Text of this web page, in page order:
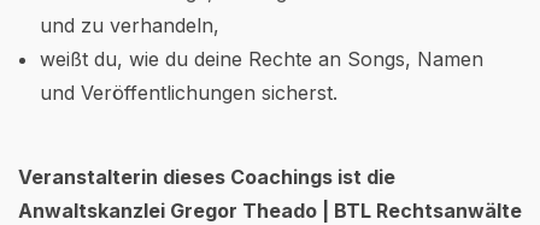
und zu verhandeln,
weißt du, wie du deine Rechte an Songs, Namen
und Veröffentlichungen sicherst.
Veranstalterin dieses Coachings ist die
Anwaltskanzlei Gregor Theado | BTL Rechtsanwälte